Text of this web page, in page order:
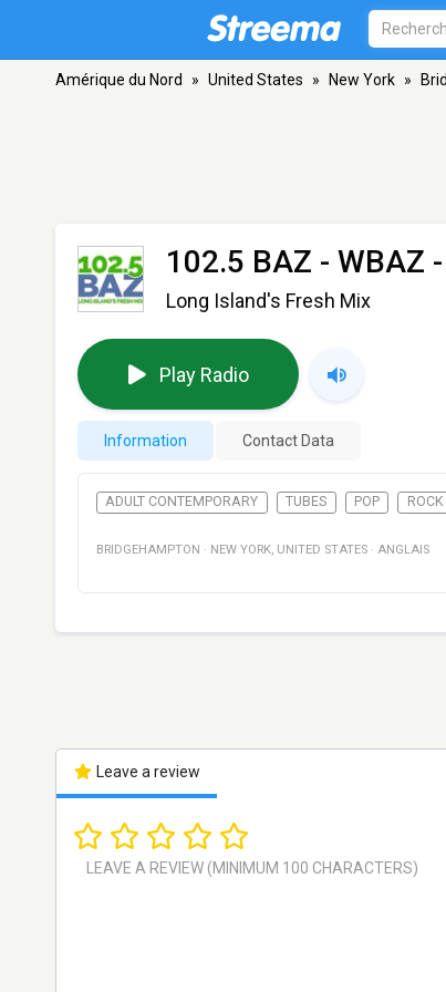
Amérique du Nord » United States » New York »
102.5 BAZ - WBAZ
Long Island's Fresh Mix
Play Radio
Information Contact Data
ADULT CONTEMPORARY TUBES POP ROCK
BRIDGEHAMPTON · NEW YORK, UNITED STATES · ANGLAIS
Leave a review